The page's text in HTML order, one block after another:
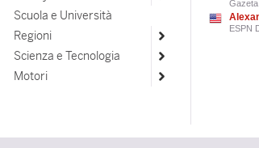
ESPN
Scuola e Università
Regioni
Open submenu
Scienza e Tecnologia
Open submenu
Motori
Open submenu